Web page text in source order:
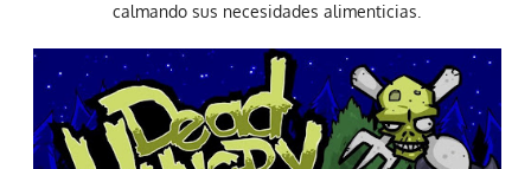
calmando sus necesidades alimenticias.